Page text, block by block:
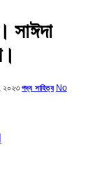
সাঈদা
২০২৩ পদ্য সাহিত্য No